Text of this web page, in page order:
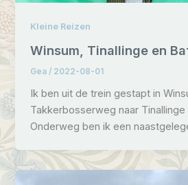
Kleine Reizen
Winsum, Tinallinge en
Gea / 2022-08-01
Ik ben uit de trein gestapt in
Takkerbosserweg naar
Onderweg ben ik een